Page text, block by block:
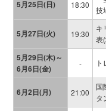
5月25日(日) 18:30
技
5月27日(火) 19:30
キ
表
5月29日(木)～
6月6日(金)
-
6月2日(月) 21:00
国
タ